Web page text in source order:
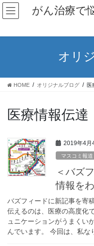
コ
ン
ン
ナ
ビ
ー
がん治療で
オリ
HOME オリジナルブログ 医
医療情報伝達
2019年4月
マスコミ報道
＜バズ
情報を
バズフィードに新記事を寄
伝えるのは、医療の高度化
ュニケーションがうまくい
んでいます。 今回は、私